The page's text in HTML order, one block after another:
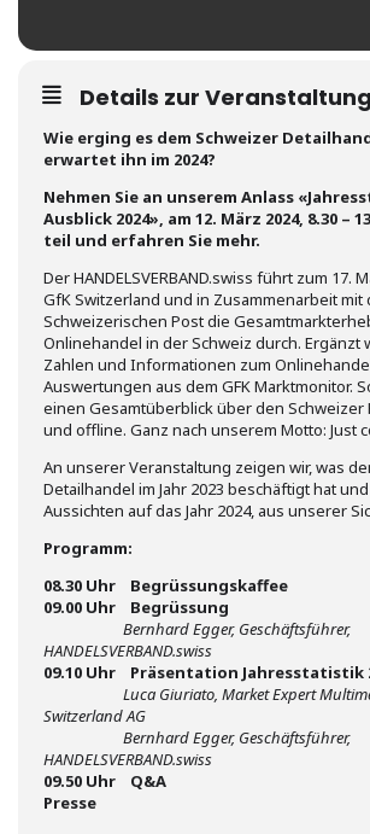
Details zur Veranstaltung
Wie erging es dem Schweizer
erwartet ihn im 2024?
Nehmen Sie an unserem Anlass
Ausblick 2024», am 12. März 2024, 8.30 –
teil und erfahren Sie mehr.
Der HANDELSVERBAND.swiss führt zum 17.
GfK Switzerland und in Zusammenarbeit mit
Schweizerischen Post die
Onlinehandel in der Schweiz durch. Ergänzt
Zahlen und Informationen zum
Auswertungen aus dem GFK Marktmonitor.
einen Gesamtüberblick über den Schweizer
und offline. Ganz nach unserem Motto: Just
An unserer Veranstaltung zeigen wir, was
Detailhandel im Jahr 2023 beschäftigt hat
Aussichten auf das Jahr 2024, aus unserer
Programm:
08.30 Uhr Begrüssungskaffee
09.00 Uhr Begrüssung
Bernhard Egger, Geschäftsführer,
HANDELSVERBAND.swiss
09.10 Uhr Präsentation Jahresstatistik
Luca Giuriato, Market Expert
Switzerland AG
Bernhard Egger, Geschäftsführer,
HANDELSVERBAND.swiss
09.50 Uhr Q&A